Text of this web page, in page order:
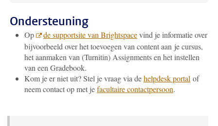
Ondersteuning
Op de supportsite van Brightspacevind je informatie over
bijvoorbeeld over het toevoegen van content aan je cursus,
het aanmaken van (Turnitin) Assignments en het instellen
van een Gradebook.
Kom je er niet uit? Stel je vraag via dehelpdesk portal of
neem contact op met jefacultaire contactpersoon.